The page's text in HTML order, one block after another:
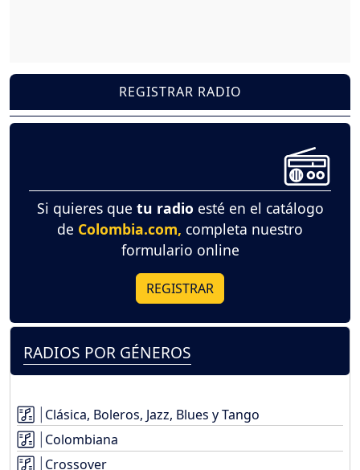
REGISTRAR RADIO
Si quieres que tu radio esté en el catálogo
de Colombia.com, completa nuestro
formulario online
REGISTRAR
RADIOS POR GÉNEROS
Clásica, Boleros, Jazz, Blues y Tango
Colombiana
Crossover